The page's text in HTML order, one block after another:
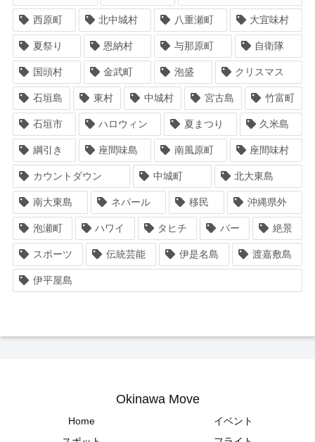
西原町 北中城村 八重瀬町 大宜味村
夏祭り 恩納村 与那原町 自衛隊
国頭村 金武町 泡盛 クリスマス
石垣島 東村 中城村 宮古島 竹富町
石垣市 ハロウィン 夏まつり 久米島
綱引き 座間味島 南風原町 座間味村
カウントダウン 中城町 北大東島
南大東島 ネパール 移民 沖縄県外
泡瀬町 ハワイ タヒチ バー 絶景
スポーツ 伝統芸能 伊是名島 渡嘉敷島
伊平屋島
Okinawa Move
Home
イベント